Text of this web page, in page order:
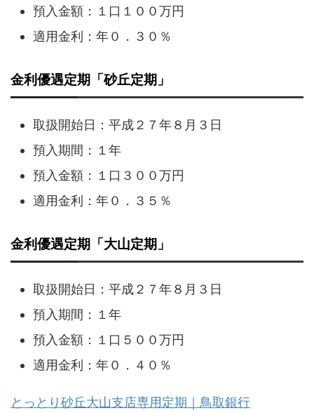
預入金額：１口１００万円
適用金利：年０．３０％
金利優遇定期「砂丘定期」
取扱開始日：平成２７年８月３日
預入期間：１年
預入金額：１口３００万円
適用金利：年０．３５％
金利優遇定期「大山定期」
取扱開始日：平成２７年８月３日
預入期間：１年
預入金額：１口５００万円
適用金利：年０．４０％
とっとり砂丘大山支店専用定期｜鳥取銀行